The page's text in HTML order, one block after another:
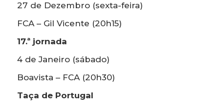
27 de Dezembro (sexta-feira)
FCA – Gil Vicente (20h15)
17.ª jornada
4 de Janeiro (sábado)
Boavista – FCA (20h30)
Taça de Portugal